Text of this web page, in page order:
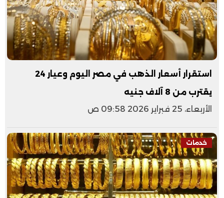
استقرار أسعار الذهب في مصر اليوم وعيار 24
يقترب من 8 آلاف جنيه
الأربعاء، 25 فبراير 2026 09:58 ص
خدمات